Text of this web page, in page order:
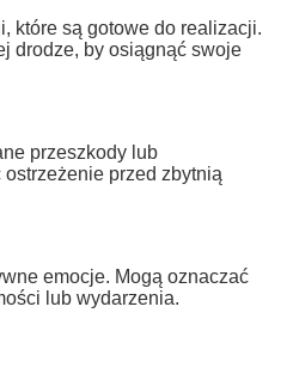
które są gotowe do realizacji.
drodze, by osiągnąć swoje
przeszkody lub
przed zbytnią
emocje. Mogą oznaczać
lub wydarzenia.